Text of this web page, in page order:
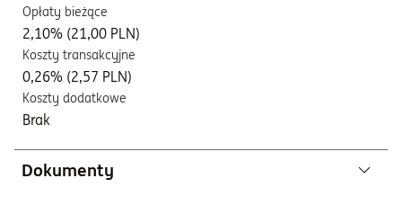
Opłaty bieżące
2,10% (21,00 PLN)
Koszty transakcyjne
0,26% (2,57 PLN)
Koszty dodatkowe
Brak
Dokumenty